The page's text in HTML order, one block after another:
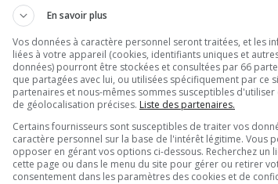
de Radio
du 06-
de Radio X -
06-08-2026
2026
Ouellet en
06-08-2026
En savoir plus
Vos données à caractère personnel seront traitées, et les
liées à votre appareil (cookies, identifiants uniques et
données) pourront être stockées et consultées par 66
que partagées avec lui, ou utilisées spécifiquement par ce
partenaires et nous-mêmes sommes susceptibles
de géolocalisation précises. Liste des partenaires.
Certains fournisseurs sont susceptibles de traiter vos
caractère personnel sur la base de l'intérêt légitime. Vous
opposer en gérant vos options ci-dessous. Recherchez un
cette page ou dans le menu du site pour gérer ou retirer
consentement dans les paramètres des cookies et de